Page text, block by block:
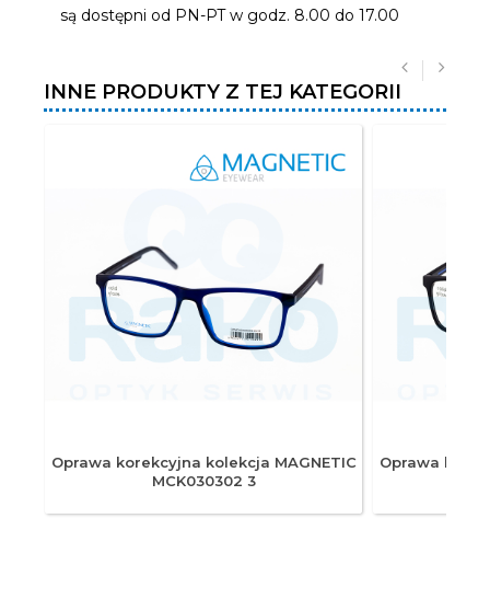
są dostępni od PN-PT w godz. 8.00 do 17.00
INNE PRODUKTY Z TEJ KATEGORII
Oprawa korekcyjna kolekcja MAGNETIC
MCK030302 3
Oprawa